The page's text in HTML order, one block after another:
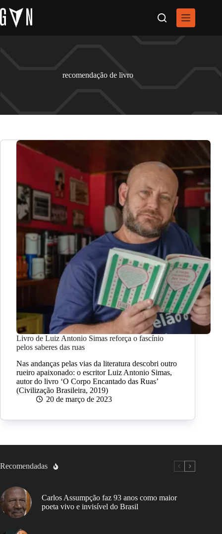
para
o
conteúdo
recomendação de livro
Livro de Luiz Antonio Simas reforça o fascínio
pelos saberes das ruas
Nas andanças pelas vias da literatura descobri outro
rueiro apaixonado: o escritor Luiz Antonio Simas,
autor do livro ‘O Corpo Encantado das Ruas’
(Civilização Brasileira, 2019)
20 de março de 2023
Recomendadas
Carlos Assumpção faz 93 anos como maior
poeta vivo e invisível do Brasil